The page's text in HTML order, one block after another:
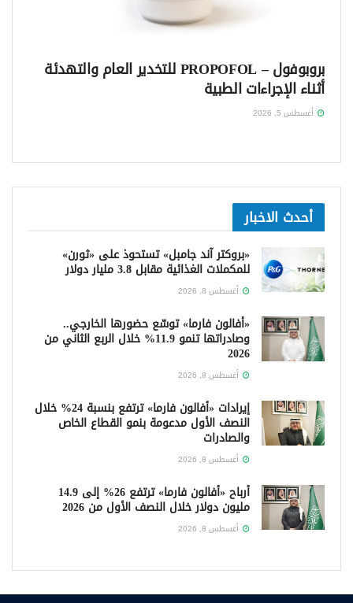
بروبوفول – PROPOFOL للتخدير العام والتهدئة
أثناء الإجراءات الطبية
أغسطس 5, 2026
أحدث الاخبار
«بروكتر آند جامبل» تستحوذ على «ثورن»
للمكملات الغذائية مقابل 3.8 مليار دولار
أغسطس 8, 2026
«أفالون فارما» توسّع حضورها الخارجي..
وصادراتها تنمو 11.9% خلال الربع الثاني من
2026
أغسطس 8, 2026
إيرادات «أفالون فارما» ترتفع بنسبة 24% خلال
النصف الأول مدعومة بنمو القطاع الخاص
والصادرات
أغسطس 8, 2026
أرباح «أفالون فارما» ترتفع 26% إلى 14.9
مليون دولار خلال النصف الأول من 2026
أغسطس 8, 2026